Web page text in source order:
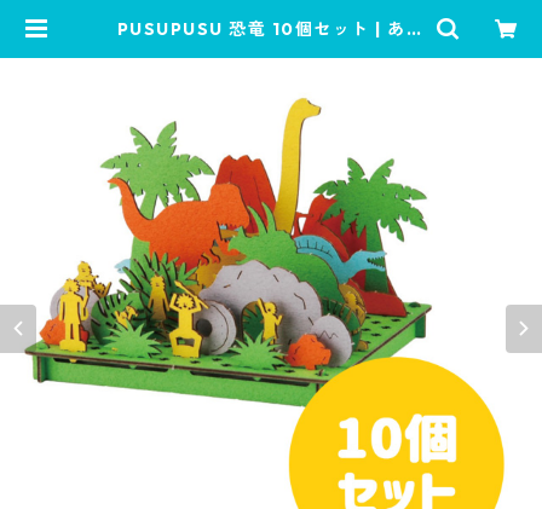
PUSUPUSU 恐竜 10個セット | あそ